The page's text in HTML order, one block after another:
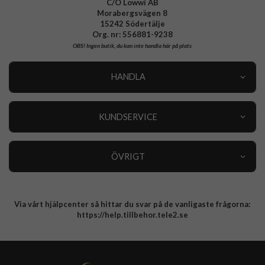
C/O Lowwi AB
Morabergsvägen 8
15242 Södertälje
Org. nr: 556881-9238
OBS!Ingen butik, du kan inte handla här på plats
HANDLA
KUNDSERVICE
ÖVRIGT
Integritetspolicy
Via vårt hjälpcenter så hittar du svar på de vanligaste frågorna:
https://help.tillbehor.tele2.se